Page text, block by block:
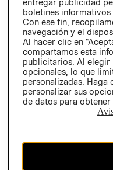
Colombia ($)
CAMBIAR REGIÓN
El contenido de esta
propiedad de H&M Hennes
boletines informativos
Con ese fin,
navegación y el
Al hacer clic en
compartamos esta
publicitarios. Al elegir
opcionales, lo que
personalizadas. Haga
personalizar sus
de datos para obtener